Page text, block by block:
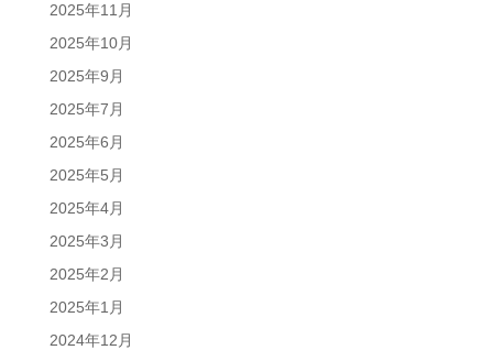
2025年11月
2025年10月
2025年9月
2025年7月
2025年6月
2025年5月
2025年4月
2025年3月
2025年2月
2025年1月
2024年12月